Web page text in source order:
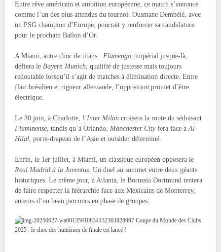
Entre rêve américain et ambition européenne, ce match s’annonce
comme l’un des plus attendus du tournoi. Ousmane Dembélé, avec
un PSG champion d’Europe, pourrait y renforcer sa candidature
pour le prochain Ballon d’Or.
A Miami, autre choc de titans : Flamengo, impérial jusque-là,
défiera le Bayern Munich, qualifié de justesse mais toujours
redoutable lorsqu’il s’agit de matches à élimination directe. Entre
flair brésilien et rigueur allemande, l’opposition promet d’être
électrique.
Le 30 juin, à Charlotte, l’Inter Milan croisera la route du séduisant
Fluminense, tandis qu’à Orlando, Manchester Cityfera face àAl-
Hilal, porte-drapeau de l’Asie et outsider déterminé.
Enfin, le 1er juillet, à Miami, un classique européen opposera le
Real Madrid à la Juventus. Un duel au sommet entre deux géants
historiques. Le même jour, à Atlanta, le Borussia Dortmund tentera
de faire respecter la hiérarchie face aux Mexicains de Monterrey,
auteurs d’un beau parcours en phase de groupes.